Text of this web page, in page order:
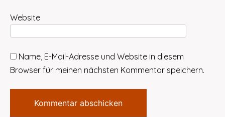
Website
Name, E-Mail-Adresse und Website in diesem
Browser für meinen nächsten Kommentar speichern.